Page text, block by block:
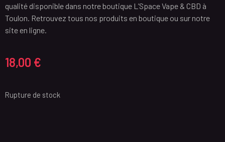
qualité disponible dans notre boutique L’Space Vape & CBD à
Toulon. Retrouvez tous nos produits en boutique ou sur notre
site en ligne.
18,00 €
Rupture de stock